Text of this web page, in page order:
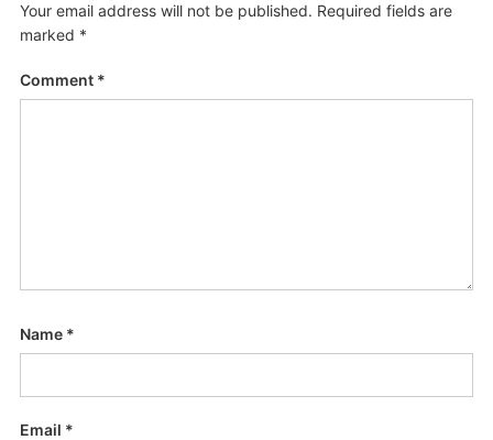
Your email address will not be published. Required fields are
marked *
Comment *
Name *
Email *